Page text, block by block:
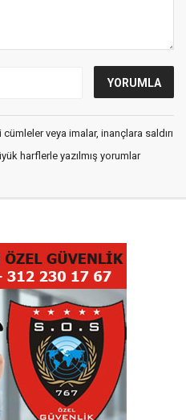
veya imalar, inançlara saldırı
harflerle yazılmış yorumlar